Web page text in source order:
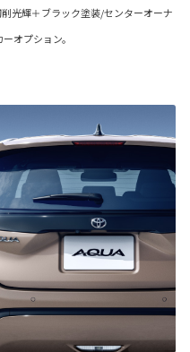
光輝＋ブラック塗装/センターオーナ
オプション。